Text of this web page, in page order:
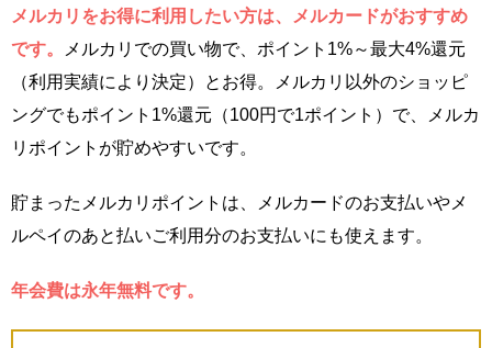
メルカリをお得に利用したい方は、メルカードがおすすめ
です。
メルカリでの買い物で、ポイント1%～最大4%還元
（利用実績により決定）とお得。メルカリ以外のショッピ
ングでもポイント1%還元（100円で1ポイント）で、メルカ
リポイントが貯めやすいです。
貯まったメルカリポイントは、メルカードのお支払いやメ
ルペイのあと払いご利用分のお支払いにも使えます。
年会費は永年無料です。